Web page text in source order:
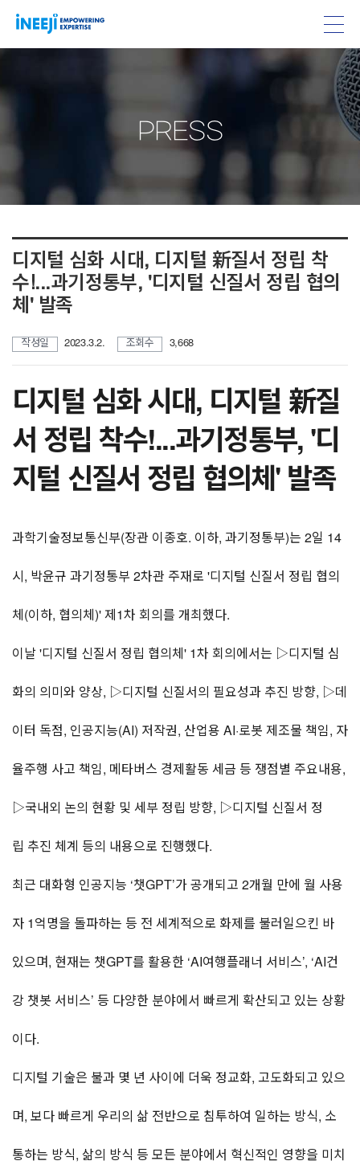
PRESS
디지털 심화 시대, 디지털 新질서 정립 착
수!...과기정통부, '디지털 신질서 정립 협의
체' 발족
작성일 2023.3.2. 조회수 3,668
디지털 심화 시대, 디지털 新질
서 정립 착수!...과기정통부, '디
지털 신질서 정립 협의체' 발족
과학기술정보통신부(장관 이종호. 이하, 과기정통부)는 2일 14
시, 박윤규 과기정통부 2차관 주재로 '디지털 신질서 정립 협의
체(이하, 협의체)' 제1차 회의를 개최했다.
이날 '디지털 신질서 정립 협의체' 1차 회의에서는 ▷디지털 심
화의 의미와 양상, ▷디지털 신질서의 필요성과 추진 방향, ▷데
이터 독점, 인공지능(AI) 저작권, 산업용 AI·로봇 제조물 책임, 자
율주행 사고 책임, 메타버스 경제활동 세금 등 쟁점별 주요내용,
▷국내외 논의 현황 및 세부 정립 방향, ▷디지털 신질서 정
립 추진 체계 등의 내용으로 진행했다.
최근 대화형 인공지능 ‘챗GPT’가 공개되고 2개월 만에 월 사용
자 1억명을 돌파하는 등 전 세계적으로 화제를 불러일으킨 바
있으며, 현재는 챗GPT를 활용한 ‘AI여행플래너 서비스’, ‘AI건
강 챗봇 서비스’ 등 다양한 분야에서 빠르게 확산되고 있는 상황
이다.
디지털 기술은 불과 몇 년 사이에 더욱 정교화, 고도화되고 있으
며, 보다 빠르게 우리의 삶 전반으로 침투하여 일하는 방식, 소
통하는 방식, 삶의 방식 등 모든 분야에서 혁신적인 영향을 미치